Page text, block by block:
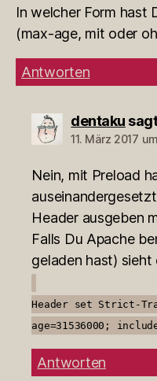
In welcher Form hast
(max-age, mit oder
Antworten
dentaku
11. März 2017
Nein, mit Preload
Header ausgeben
Falls Du Apache
geladen hast) sieht
Header set Strict-
age=31536000;
Antworten